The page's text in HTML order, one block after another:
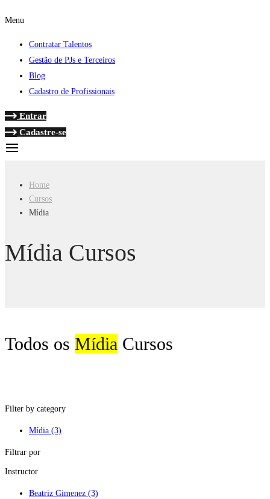
Menu
Contratar Talentos
Gestão de PJs e Terceiros
Blog
Cadastro de Profissionais
Entrar
Cadastre-se
Home
Cursos
Mídia
Mídia Cursos
Todos os Mídia Cursos
Filter by category
Mídia (3)
Filtrar por
Instructor
Beatriz Gimenez (3)